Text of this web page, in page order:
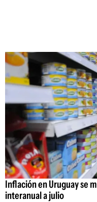
Inflación en Uruguay se
interanual a julio